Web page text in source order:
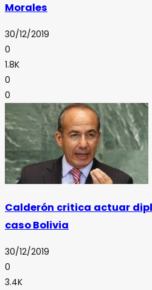
Morales
30/12/2019
0
1.8K
0
0
Calderón critica actuar
caso Bolivia
30/12/2019
0
3.4K